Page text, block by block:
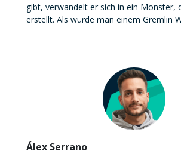
gibt, verwandelt er sich in ein Monster,
erstellt. Als würde man einem Gremlin
Álex Serrano